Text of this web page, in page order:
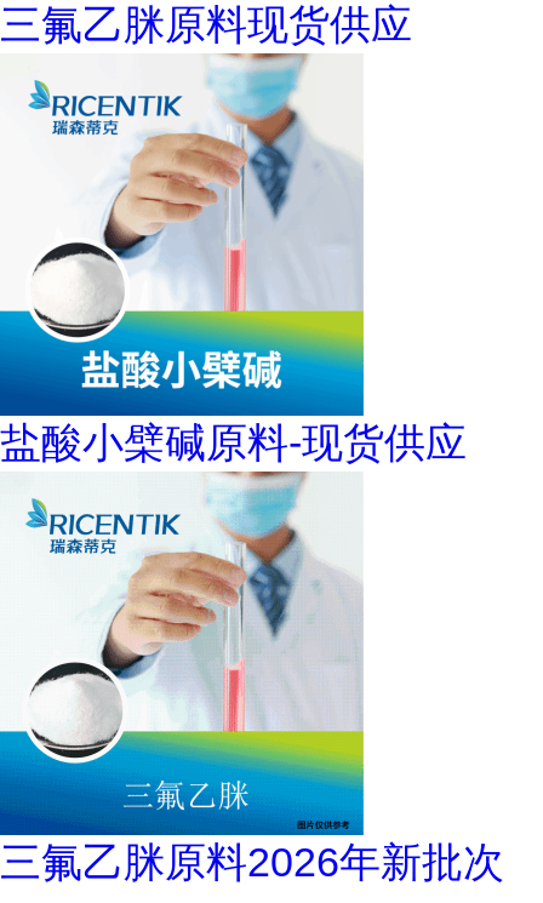
三氟乙脒原料现货供应
盐酸小檗碱原料-现货供应
三氟乙脒原料2026年新批次